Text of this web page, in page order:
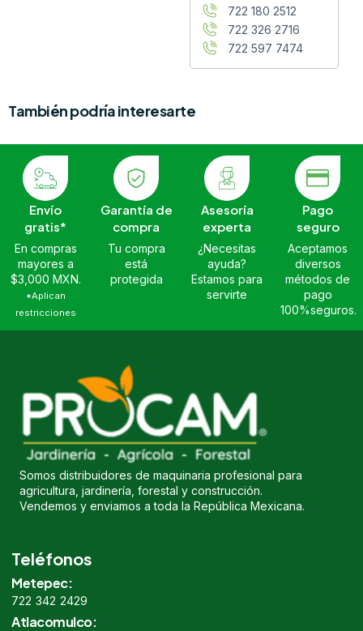
722 180 2512
722 326 2716
722 597 7474
También podría interesarte
Envío
gratis*
En compras
mayores a
$3,000 MXN.
*Aplican
restricciones
Garantía de
compra
Tu compra
está
protegida
Asesoría
experta
¿Necesitas
ayuda?
Estamos para
servirte
Pago
seguro
Aceptamos
diversos
métodos de
pago
100%seguros.
Somos distribuidores de maquinaria profesional para
agricultura, jardinería, forestal y construcción.
Vendemos y enviamos a toda la República Mexicana.
Teléfonos
Metepec:
722 342 2429
Atlacomulco: